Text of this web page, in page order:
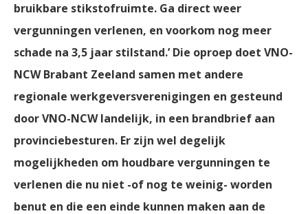
bruikbare stikstofruimte. Ga direct weer
vergunningen verlenen, en voorkom nog meer
schade na 3,5 jaar stilstand.’ Die oproep doet VNO-
NCW Brabant Zeeland samen met andere
regionale werkgeversverenigingen en gesteund
door VNO-NCW landelijk, in een brandbrief aan
provinciebesturen. Er zijn wel degelijk
mogelijkheden om houdbare vergunningen te
verlenen die nu niet -of nog te weinig- worden
benut en die een einde kunnen maken aan de